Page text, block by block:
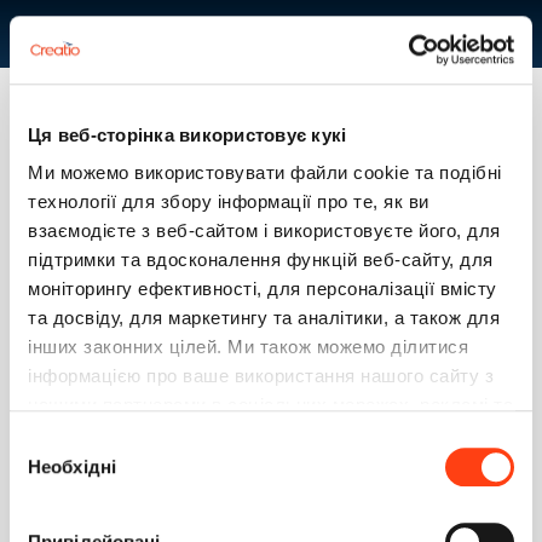
Ця веб-сторінка використовує кукі
Ми можемо використовувати файли cookie та подібні
технології для збору інформації про те, як ви
взаємодієте з веб-сайтом і використовуєте його, для
підтримки та вдосконалення функцій веб-сайту, для
моніторингу ефективності, для персоналізації вмісту
та досвіду, для маркетингу та аналітики, а також для
інших законних цілей. Ми також можемо ділитися
інформацією про ваше використання нашого сайту з
інформацією, яку ви їм надали або яку вони зібрали
під час використання вами їхніх послуг. Детальніше
згоди
Необхідні
С Новым Годом!!
С НОВЫМ ГОДОМ!!
Илья Т.
31 декабря 2013 11:41
С Новым Годом!! Ураа!!
4 1
Арсений Белецкий 0
Присоединяюсь к поздравлениям!!!